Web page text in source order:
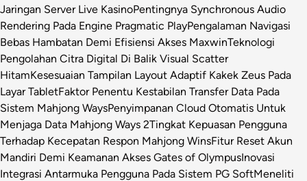
Jaringan Server Live KasinoPentingnya Synchronous Audio
Rendering Pada Engine Pragmatic PlayPengalaman Navigasi
Bebas Hambatan Demi Efisiensi Akses MaxwinTeknologi
Pengolahan Citra Digital Di Balik Visual Scatter
HitamKesesuaian Tampilan Layout Adaptif Kakek Zeus Pada
Layar TabletFaktor Penentu Kestabilan Transfer Data Pada
Sistem Mahjong WaysPenyimpanan Cloud Otomatis Untuk
Menjaga Data Mahjong Ways 2Tingkat Kepuasan Pengguna
Terhadap Kecepatan Respon Mahjong WinsFitur Reset Akun
Mandiri Demi Keamanan Akses Gates of OlympusInovasi
Integrasi Antarmuka Pengguna Pada Sistem PG SoftMeneliti